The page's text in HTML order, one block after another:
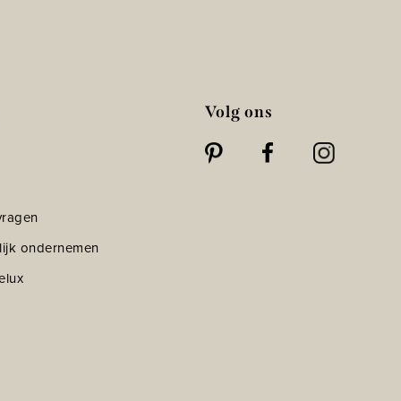
ondernemen
Volg ons